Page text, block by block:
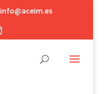
info@aceim.es